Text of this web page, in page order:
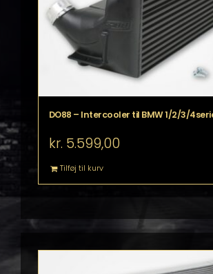
DO88 – Intercooler til BMW 1/2/3/
kr. 5.599,00
Tilføj til kurv